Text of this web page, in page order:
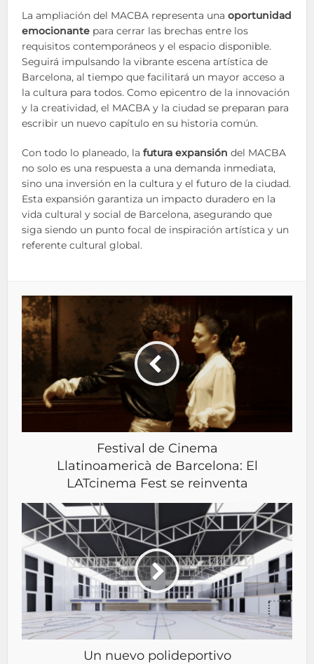
La ampliación del MACBA representa unaoportunidad
emocionante para cerrar las brechas entre los
requisitos contemporáneos y el espacio disponible.
Seguirá impulsando la vibrante escena artística de
Barcelona, al tiempo que facilitará un mayor acceso a
la cultura para todos. Como epicentro de la innovación
y la creatividad, el MACBA y la ciudad se preparan para
escribir un nuevo capítulo en su historia común.
Con todo lo planeado, lafutura expansión del MACBA
no solo es una respuesta a una demanda inmediata,
sino una inversión en la cultura y el futuro de la ciudad.
Esta expansión garantiza un impacto duradero en la
vida cultural y social de Barcelona, asegurando que
siga siendo un punto focal de inspiración artística y un
referente cultural global.
Festival de Cinema
Llatinoamericà de Barcelona: El
LATcinema Fest se reinventa
Un nuevo polideportivo